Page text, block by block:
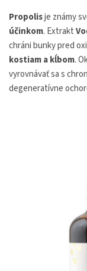
Propolisje známy
účinkom. Extrakt
chráni bunky pred
kostiam a kĺbom.
vyrovnávať sa s
degeneratívne